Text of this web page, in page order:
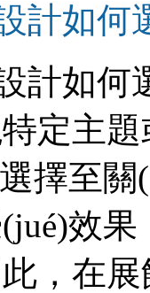
計如何
計如何
特定主
至關
效果
此，